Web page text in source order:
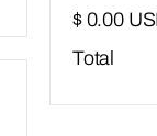
$ 0.00
Total